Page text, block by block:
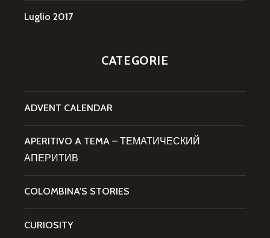
Luglio 2017
CATEGORIE
ADVENT CALENDAR
APERITIVO A TEMA – ТЕМАТИЧЕСКИЙ
АПЕРИТИВ
COLOMBINA'S STORIES
CURIOSITY